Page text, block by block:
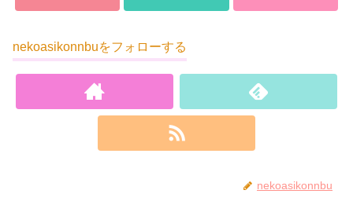
nekoasikonnbuをフォローする
nekoasikonnbu